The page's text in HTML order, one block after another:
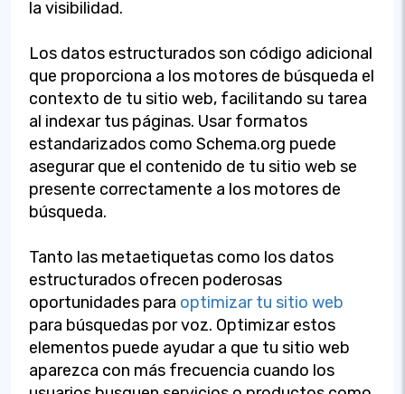
la visibilidad.
Los datos estructurados son código adicional
que proporciona a los motores de búsqueda el
contexto de tu sitio web, facilitando su tarea
al indexar tus páginas. Usar formatos
estandarizados como Schema.org puede
asegurar que el contenido de tu sitio web se
presente correctamente a los motores de
búsqueda.
Tanto las metaetiquetas como los datos
estructurados ofrecen poderosas
oportunidades para optimizar tu sitio web
para búsquedas por voz. Optimizar estos
elementos puede ayudar a que tu sitio web
aparezca con más frecuencia cuando los